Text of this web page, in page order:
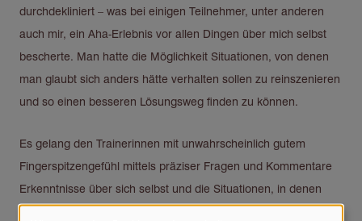
durchdekliniert – was bei einigen Teilnehmer, unter anderen
auch mir, ein Aha-Erlebnis vor allen Dingen über mich selbst
bescherte. Man hatte die Möglichkeit Situationen, von denen
man glaubt sich anders hätte verhalten sollen zu reinszenieren
und so einen besseren Lösungsweg finden zu können.
Es gelang den Trainerinnen mit unwahrscheinlich gutem
Fingerspitzengefühl mittels präziser Fragen und Kommentare
Erkenntnisse über sich selbst und die Situationen, in denen
man sich befindet zu erlangen. Reflexion, Diskussion und